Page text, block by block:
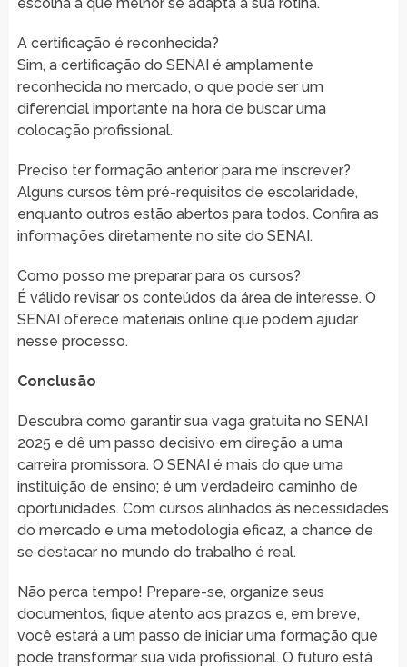
A certificação é reconhecida?
Sim, a certificação do SENAI é amplamente
reconhecida no mercado, o que pode ser um
diferencial importante na hora de buscar uma
colocação profissional.
Preciso ter formação anterior para me inscrever?
Alguns cursos têm pré-requisitos de escolaridade,
enquanto outros estão abertos para todos. Confira as
informações diretamente no site do SENAI.
Como posso me preparar para os cursos?
É válido revisar os conteúdos da área de interesse. O
SENAI oferece materiais online que podem ajudar
nesse processo.
Conclusão
Descubra como garantir sua vaga gratuita no SENAI
2025 e dê um passo decisivo em direção a uma
carreira promissora. O SENAI é mais do que uma
instituição de ensino; é um verdadeiro caminho de
oportunidades. Com cursos alinhados às necessidades
do mercado e uma metodologia eficaz, a chance de
se destacar no mundo do trabalho é real.
Não perca tempo! Prepare-se, organize seus
documentos, fique atento aos prazos e, em breve,
você estará a um passo de iniciar uma formação que
pode transformar sua vida profissional. O futuro está